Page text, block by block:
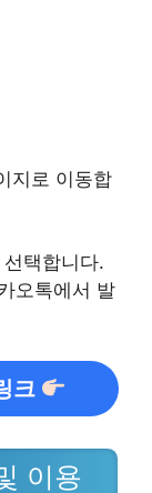
지로 이동합
택합니다.
오톡에서 발
크
이용